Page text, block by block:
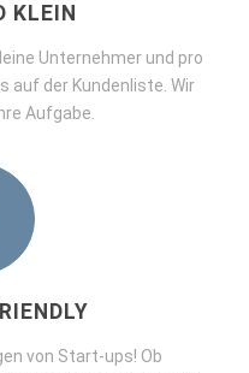
KLEIN
Unternehmer und pro
auf der Kundenliste. Wir
Aufgabe.
von Start-ups! Ob